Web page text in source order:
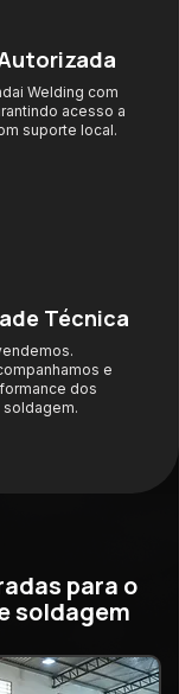
Welding com
acesso a
suporte local.
Técnica
e
dos
para o
soldagem